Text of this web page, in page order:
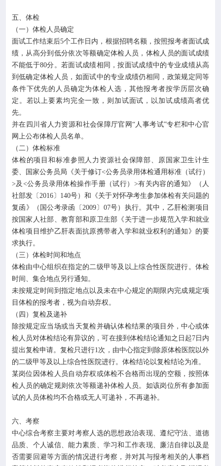
五、体检
（一）体检人员确定
面试工作结束后5个工作日内，根据招聘名额，按照报考者面试成
绩，从高分到低分依次等额确定体检人员，体检人员的面试成绩
不能低于80分。若面试成绩相同，按面试成绩中的专业成绩从高
到低确定体检人员，如面试中的专业成绩仍相同，政策规定同等
条件下优先的人员确定为体检人选，其他报考者按学历层次确
定。若以上要素均完全一致，则加试面试，以加试成绩高者优
先。
并在四川省人力资源和社会保障厅官网“人事考试”专栏和中心官
网上公布体检人员名单。
（二）体检标准
体检的项目和标准参照人力资源社会保障部、原国家卫生计生
委、国家公务员局《关于修订<公务员录用体检通用标准（试行）
>及<公务员录用体检操作手册（试行）>有关内容的通知》（人
社部发〔2016〕140号）和《关于对怀孕考生参加体检有关问题的
复函》（国公考录函〔2009〕07号）执行。其中，乙肝检测项目
按国家人社部、教育部和原卫生部《关于进一步规范入学和就业
体检项目维护乙肝表面抗原携带者入学和就业权利的通知》的要
求执行。
（三）体检时间和地点
体检由中心组织在指定的二级甲等及以上综合性医院进行。体检
时间、集合地点另行通知。
未按规定时间到指定地点以及未在中心规定的期限内完成规定项
目体检的报考者，视为自动弃权。
（四）复检及递补
除按规定应当场或当天复检并确认体检结果的项目外，中心或体
检人员对体检结论有异议的，可在接到体检结论通知之日起7日内
提出复检申请。复检只进行1次，由中心指定到除原体检医院以外
的二级甲等及以上综合性医院进行。体检结论以复检结论为准。
某岗位因体检人员自动弃权或体检不合格而出现的空额，按照体
检人员的确定规则依次等额递补体检人员。如该岗位所有参加面
试的人员体检均不合格或无人可递补，不再递补。
六、考察
中心综合考察主要对考察人选的思想政治表现、遵纪守法、道德
品质、个人诚信、能力素质、学习和工作表现、廉洁自律以及是
否需要回避等方面的情况进行考察，并对其与报考相关的人事档